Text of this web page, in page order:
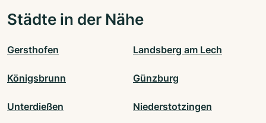
Städte in der Nähe
Gersthofen Landsberg am Lech
Königsbrunn Günzburg
Unterdießen Niederstotzingen